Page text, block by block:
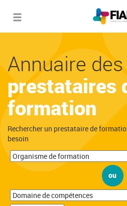
Toggle
Annuaire des
prestataires
formation
Rechercher un prestataire de
besoin
ou